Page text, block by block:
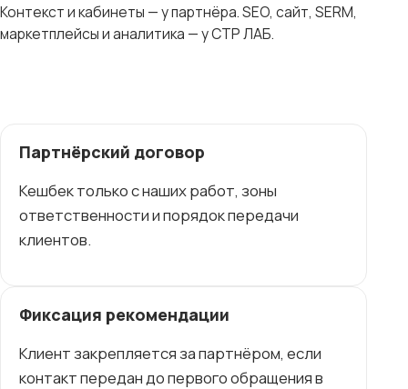
Контекст и кабинеты — у партнёра. SEO, сайт, SERM,
маркетплейсы и аналитика — у СТР ЛАБ.
Партнёрский договор
Кешбек только с наших работ, зоны
ответственности и порядок передачи
клиентов.
Фиксация рекомендации
Клиент закрепляется за партнёром, если
контакт передан до первого обращения в